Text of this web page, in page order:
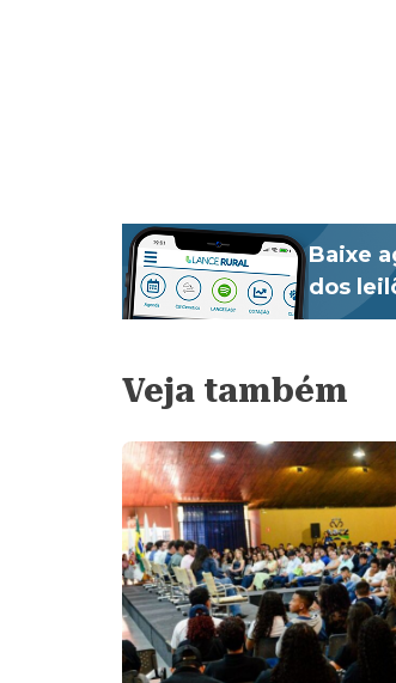
Baixe
dos
Veja também